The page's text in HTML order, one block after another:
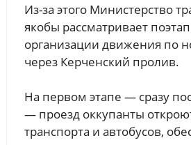
Из-за этого Министерство
якобы рассматривает
организации движения по
через Керченский пролив.
На первом этапе — сразу
— проезд оккупанты
транспорта и автобусов,